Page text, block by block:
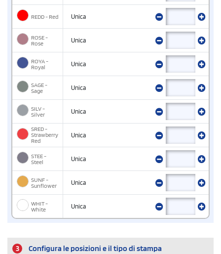
REDD - Red Unica
ROSE -
Rose
Unica
ROYA -
Royal
Unica
SAGE -
Sage
Unica
SILV -
Silver
Unica
SRED -
Strawberry
Red
Unica
STEE -
Steel
Unica
SUNF -
Sunflower
Unica
WHIT -
White
Unica
3 Configura le posizioni e il tipo di stampa